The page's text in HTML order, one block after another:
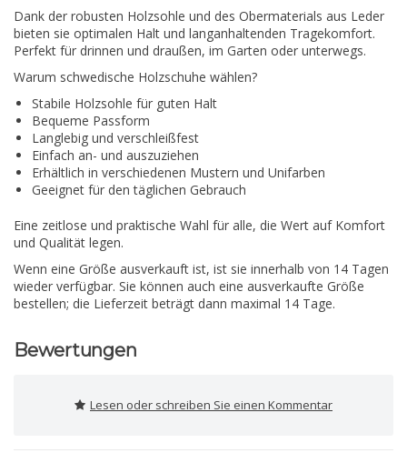
Dank der robusten Holzsohle und des Obermaterials aus Leder
bieten sie optimalen Halt und langanhaltenden Tragekomfort.
Perfekt für drinnen und draußen, im Garten oder unterwegs.
Warum schwedische Holzschuhe wählen?
Stabile Holzsohle für guten Halt
Bequeme Passform
Langlebig und verschleißfest
Einfach an- und auszuziehen
Erhältlich in verschiedenen Mustern und Unifarben
Geeignet für den täglichen Gebrauch
Eine zeitlose und praktische Wahl für alle, die Wert auf Komfort
und Qualität legen.
Wenn eine Größe ausverkauft ist, ist sie innerhalb von 14 Tagen
wieder verfügbar. Sie können auch eine ausverkaufte Größe
bestellen; die Lieferzeit beträgt dann maximal 14 Tage.
Bewertungen
Lesen oder schreiben Sie einen Kommentar